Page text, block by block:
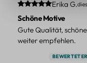
Durchschnittliche
Erika G.
Schöne Motive
Gute Qualität,
weiter empfehlen.